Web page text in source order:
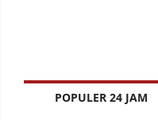
POPULER 24 JAM